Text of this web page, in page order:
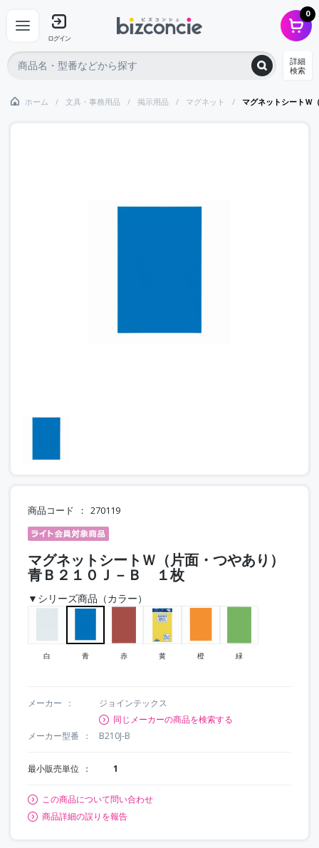
ログイン
0
詳細
検索
ホーム 文具・事務用品 掲示用品 マグネット マグネットシートＷ
商品コード 270119
マグネットシートＷ（片面・つやあり）
青Ｂ２１０Ｊ－Ｂ １枚
▼シリーズ商品（カラー）
白 青 赤 黄 橙 緑
メーカー
ジョインテックス
同じメーカーの商品を検索する
メーカー型番
B210J-B
最小販売単位 1
この商品について問い合わせ
商品詳細の誤りを報告